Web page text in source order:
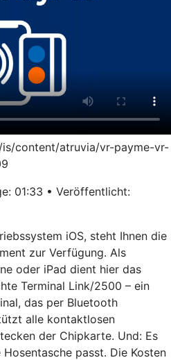
is/content/atruvia/vr-payme-vr-
01:33 • Veröffentlicht:
iOS, steht Ihnen die
zur Verfügung. Als
oder iPad dient hier das
Terminal Link/2500 – ein
das per Bluetooth
alle kontaktlosen
der Chipkarte. Und: Es
passt. Die Kosten